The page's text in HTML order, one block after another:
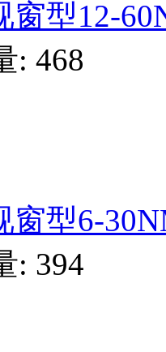
窗型12-
: 468
窗型6-
: 394